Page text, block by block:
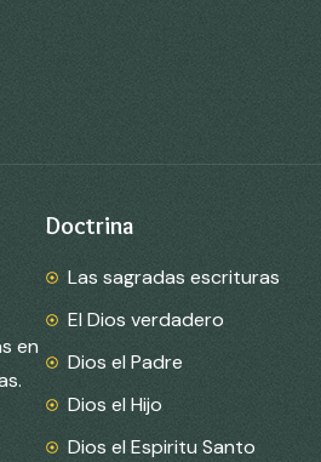
en
Doctrina
Las sagradas escrituras
El Dios verdadero
Dios el Padre
Dios el Hijo
Dios el Espiritu Santo